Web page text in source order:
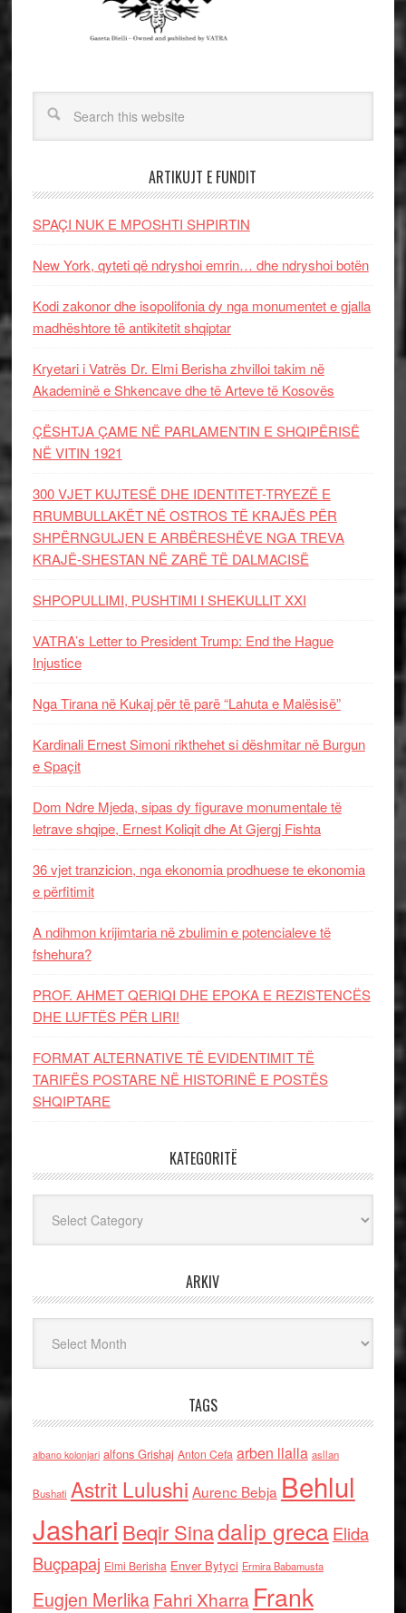
ARTIKUJT E FUNDIT
SPAÇI NUK E MPOSHTI SHPIRTIN
New York, qyteti që ndryshoi emrin… dhe ndryshoi botën
Kodi zakonor dhe isopolifonia dy nga monumentet e gjalla
madhështore të antikitetit shqiptar
Kryetari i Vatrës Dr. Elmi Berisha zhvilloi takim në
Akademinë e Shkencave dhe të Arteve të Kosovës
ÇËSHTJA ÇAME NË PARLAMENTIN E SHQIPËRISË
NË VITIN 1921
300 VJET KUJTESË DHE IDENTITET-TRYEZË E
RRUMBULLAKËT NË OSTROS TË KRAJËS PËR
SHPËRNGULJEN E ARBËRESHËVE NGA TREVA
KRAJË-SHESTAN NË ZARË TË DALMACISË
SHPOPULLIMI, PUSHTIMI I SHEKULLIT XXI
VATRA’s Letter to President Trump: End the Hague
Injustice
Nga Tirana në Kukaj për të parë “Lahuta e Malësisë”
Kardinali Ernest Simoni rikthehet si dëshmitar në Burgun
e Spaçit
Dom Ndre Mjeda, sipas dy figurave monumentale të
letrave shqipe, Ernest Koliqit dhe At Gjergj Fishta
36 vjet tranzicion, nga ekonomia prodhuese te ekonomia
e përfitimit
A ndihmon krijimtaria në zbulimin e potencialeve të
fshehura?
PROF. AHMET QERIQI DHE EPOKA E REZISTENCЁS
DHE LUFTЁS PЁR LIRI!
FORMAT ALTERNATIVE TË EVIDENTIMIT TË
TARIFËS POSTARE NË HISTORINË E POSTËS
SHQIPTARE
KATEGORITË
ARKIV
TAGS
albano kolonjari alfons Grishaj Anton Cefa arben llalla asllan
Bushati Astrit Lulushi Aurenc Bebja Behlul
Jashari Beqir Sinadalip grecaElida
Buçpapaj Elmi Berisha Enver Bytyci Ermira Babamusta
Eugjen MerlikaFahri Xharra Frank